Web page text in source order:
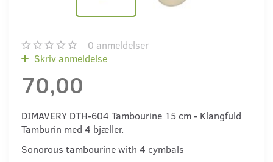
0 anmeldelser
Skriv anmeldelse
70,00
DIMAVERY DTH-604 Tambourine 15 cm - Klangfuld
Tamburin med 4 bjæller.
Sonorous tambourine with 4 cymbals